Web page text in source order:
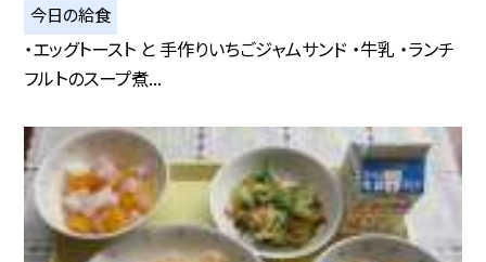
今日の給食
・エッグトースト と 手作りいちごジャムサンド ・牛乳 ・ランチ
フルトのスープ煮...